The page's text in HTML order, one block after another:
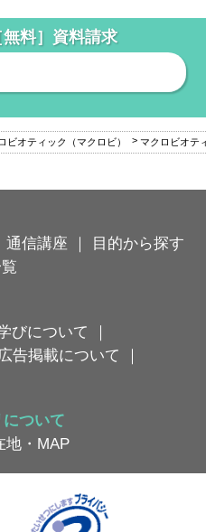
料］資料請求
ビオティック（マクロビ） マクロビオテ
通信講座 ｜
目的から探す
びについて
｜
広告掲載について
｜
ついて
地・MAP